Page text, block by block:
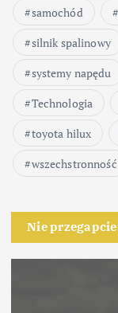
samochód
silnik spalinowy
systemy napędu
Technologia
toyota hilux
wszechstronność
Nie